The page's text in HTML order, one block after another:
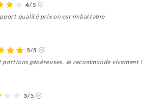
4/5
qualité prix on est imbattable
5/5
généreuses. Je recommande vivement !
3/5